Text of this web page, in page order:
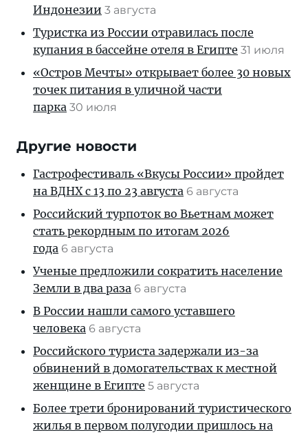
Индонезии 3 августа
Туристка из России отравилась после
купания в бассейне отеля в Египте 31 июля
«Остров Мечты» открывает более 30 новых
точек питания в уличной части
парка 30 июля
Другие новости
Гастрофестиваль «Вкусы России» пройдет
на ВДНХ с 13 по 23 августа 6 августа
Российский турпоток во Вьетнам может
стать рекордным по итогам 2026
года 6 августа
Ученые предложили сократить население
Земли в два раза 6 августа
В России нашли самого уставшего
человека 6 августа
Российского туриста задержали из-за
обвинений в домогательствах к местной
женщине в Египте 5 августа
Более трети бронирований туристического
жилья в первом полугодии пришлось на